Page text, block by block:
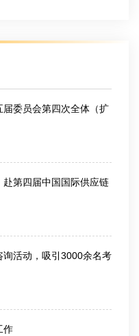
委员会第四次全体（扩
第四届中国国际供应链
活动，吸引3000余名考
作